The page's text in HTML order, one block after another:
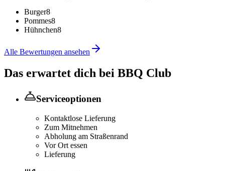
Burger8
Pommes8
Hühnchen8
Alle Bewertungen ansehen
Das erwartet dich bei BBQ Club
Serviceoptionen
Kontaktlose Lieferung
Zum Mitnehmen
Abholung am Straßenrand
Vor Ort essen
Lieferung